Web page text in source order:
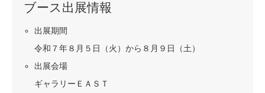
ブース出展情報
出展期間
令和７年８月５日（火）から８月９日（土）
出展会場
ギャラリーＥＡＳＴ